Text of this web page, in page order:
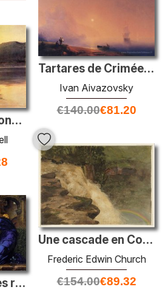
Tartares de Crimée sur la rive de la mer
Ivan Aivazovsky
€140.00€81.20
Cerf au lac McDonald
Une cascade en Colombie
Frederic Edwin Church
€154.00€89.32
L'amour parmi les ruines